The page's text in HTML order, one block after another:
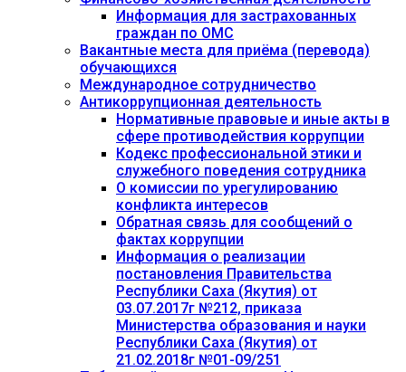
Информация для застрахованных
граждан по ОМС
Вакантные места для приёма (перевода)
обучающихся
Международное сотрудничество
Антикоррупционная деятельность
Нормативные правовые и иные акты в
сфере противодействия коррупции
Кодекс профессиональной этики и
служебного поведения сотрудника
О комиссии по урегулированию
конфликта интересов
Обратная связь для сообщений о
фактах коррупции
Информация о реализации
постановления Правительства
Республики Саха (Якутия) от
03.07.2017г №212, приказа
Министерства образования и науки
Республики Саха (Якутия) от
21.02.2018г №01-09/251